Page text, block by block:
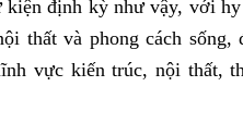
định kỳ như vậy, với
thất và phong cách sống,
vực kiến trúc, nội thất,